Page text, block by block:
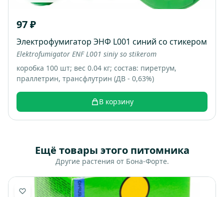
97 ₽
Электрофумигатор ЭНФ L001 синий со стикером
Elektrofumigator ENF L001 siniy so stikerom
коробка 100 шт; вес 0.04 кг; состав: пиретрум,
праллетрин, трансфлутрин (ДВ - 0,63%)
В корзину
Ещё товары этого питомника
Другие растения от Бона-Форте.